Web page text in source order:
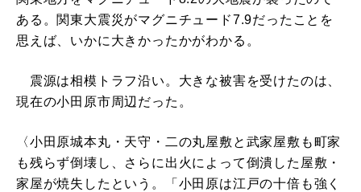
ある。関東大震災がマグニチュード7.9だったことを
思えば、いかに大きかったかがわかる。
震源は相模トラフ沿い。大きな被害を受けたのは、
現在の小田原市周辺だった。
〈小田原城本丸・天守・二の丸屋敷と武家屋敷も町家
も残らず倒壊し、さらに出火によって倒潰した屋敷・
家屋が焼失したという。「小田原は江戸の十倍も強く